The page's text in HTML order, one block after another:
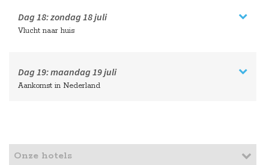
Dag 18:zondag 18 juli
Vlucht naar huis
Dag 19:maandag 19 juli
Aankomst in Nederland
Onze hotels